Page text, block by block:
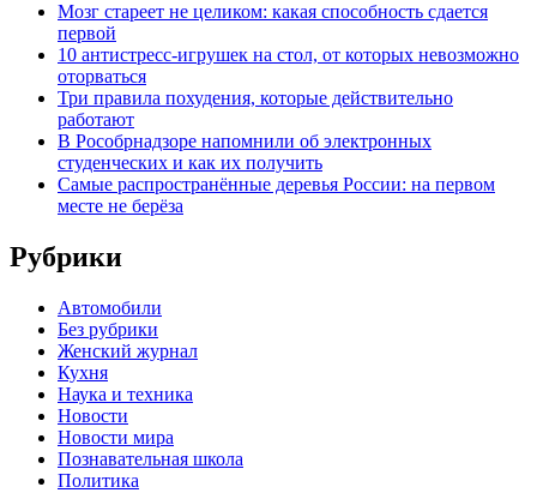
Мозг стареет не целиком: какая способность сдается
первой
10 антистресс-игрушек на стол, от которых невозможно
оторваться
Три правила похудения, которые действительно
работают
В Рособрнадзоре напомнили об электронных
студенческих и как их получить
Самые распространённые деревья России: на первом
месте не берёза
Рубрики
Автомобили
Без рубрики
Женский журнал
Кухня
Наука и техника
Новости
Новости мира
Познавательная школа
Политика